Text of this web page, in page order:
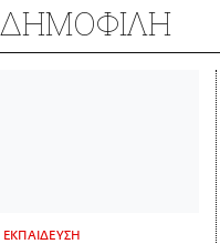
ΔΗΜΟΦΙΛΗ
ΕΚΠΑΙΔΕΥΣΗ